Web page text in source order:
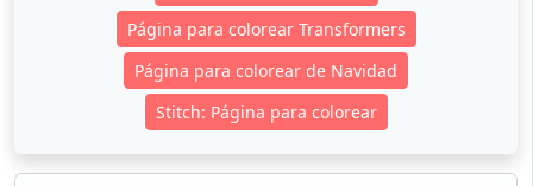
Página para colorear Transformers
Página para colorear de Navidad
Stitch: Página para colorear